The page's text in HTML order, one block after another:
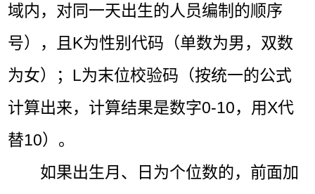
域内，对同一天出生的人员编制的顺序
号），且K为性别代码（单数为男，双数
为女）；L为末位校验码（按统一的公式
计算出来，计算结果是数字0-10，用X代
替10）。
如果出生月、日为个位数的，前面加